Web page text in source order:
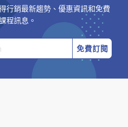
行銷最新趨勢、優惠資訊和免費
程訊息。
免費訂閱